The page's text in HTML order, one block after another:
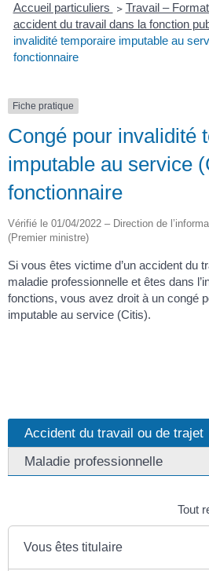
Accueil particuliers > Travail –
accident du travail dans la fonction
invalidité temporaire imputable au
fonctionnaire
Fiche pratique
Congé pour invalidité
imputable au service
fonctionnaire
Vérifié le 01/04/2022 – Direction de
(Premier ministre)
Si vous êtes victime d’un accident du
maladie professionnelle et êtes dans
fonctions, vous avez droit à un congé
imputable au service (Citis).
Accident du travail ou de trajet
Maladie professionnelle
Tout
Vous êtes titulaire